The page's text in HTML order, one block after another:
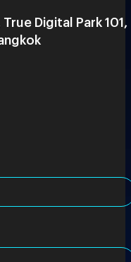
Digital Park 101,